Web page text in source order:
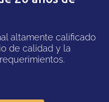
altamente calificado
de calidad y la